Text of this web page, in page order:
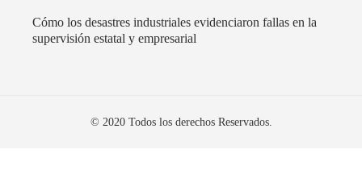
Cómo los desastres industriales evidenciaron fallas en la
supervisión estatal y empresarial
© 2020 Todos los derechos Reservados.